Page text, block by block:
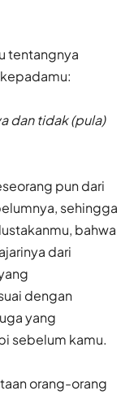
tentangnya
dan tidak (pula)
pun dari
sehingga
bahwa
dari
dengan
yang
sebelum kamu.
orang-orang